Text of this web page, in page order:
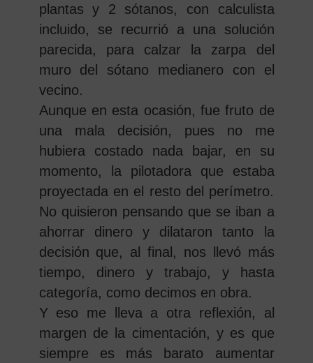
plantas y 2 sótanos, con calculista
incluido, se recurrió a una solución
parecida, para calzar la zarpa del
muro del sótano medianero con el
vecino.
Aunque en esta ocasión, fue fruto de
una mala decisión, pues no me
hubiera costado nada bajar, en su
momento, la pilotadora que estaba
proyectada en el resto del perímetro.
No quisieron pensando que se iban a
ahorrar dinero y dilataron tanto la
decisión que, al final, nos llevó más
tiempo, dinero y trabajo, y hasta
categoría, como decimos en obra.
Y eso me lleva a otra reflexión, al
margen de la cimentación, y es que
siempre es más barato aumentar